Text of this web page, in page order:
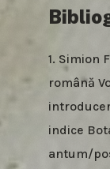
1. Simion
română
indice
antum/